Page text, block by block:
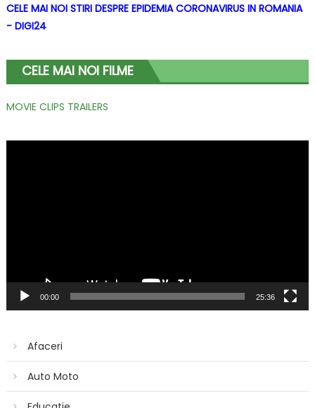
CELE MAI NOI STIRI DESPRE EPIDEMIA CORONAVIRUS IN ROMANIA
- DIGI24
CELE MAI NOI FILME
MOVIE CLIPS TRAILERS
00:00 25:36
Afaceri
Auto Moto